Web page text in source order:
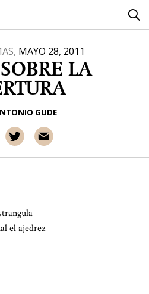
MAYO 28, 2011
LA
GUDE
el ajedrez